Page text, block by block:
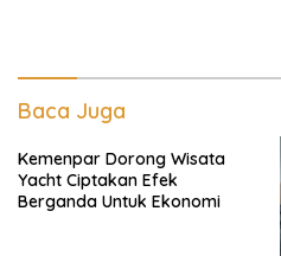
Baca Juga
Kemenpar Dorong Wisata
Yacht Ciptakan Efek
Berganda Untuk Ekonomi